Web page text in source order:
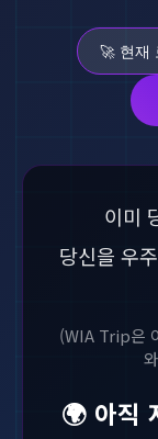
이미
당신을 우
(WIA Trip은
🌍 아직